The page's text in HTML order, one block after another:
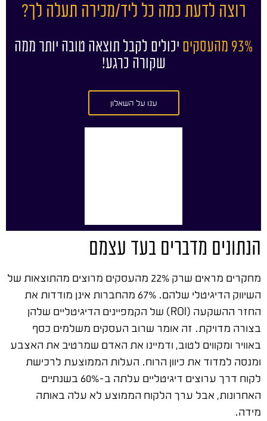
רוצה לדעת כמה כל ליד/מכירה תעלה לך?
93% מהעסקים
יכולים לקבל תוצאה טובה יותר ממה
שקורה כרגע!
ענו על השאלון
הנתונים מדברים בעד עצמם
מחקרים מראים שרק 22% מהעסקים מרוצים מהתוצאות של
השיווק הדיגיטלי שלהם. 67% מהחברות אינן מודדות את
החזר ההשקעה (ROI) של הקמפיינים הדיגיטליים שלהן
בצורה מדויקת. זה אומר שרוב העסקים משלמים כסף
באוויר ומקווים לטוב, ודמיינו את האדם שמרטיב את האצבע
ומנסה למדוד את כיוון הרוח. העלות הממוצעת לרכישת
לקוח דרך ערוצים דיגיטליים עלתה ב-60% בשנתיים
האחרונות, אבל ערך הלקוח הממוצע לא עלה באותה
מידה.